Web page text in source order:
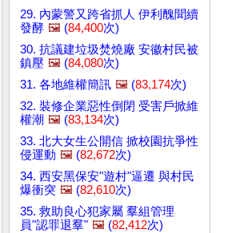
29. 內蒙警又跨省抓人 伊利醜聞續
發酵 🖼️ (84,400次)
30. 抗議建垃圾焚燒廠 安徽村民被
鎮壓 🖼️ (84,080次)
31. 各地維權簡訊 🖼️ (83,174次)
32. 裝修企業惡性倒閉 受害戶掀維
權潮 🖼️ (83,134次)
33. 北大女生公開信 掀校園抗爭性
侵運動 🖼️ (82,672次)
34. 西安黑保安"遊村"逼遷 與村民
爆衝突 🖼️ (82,610次)
35. 救助良心犯家屬 羣組管理
員"認罪退羣" 🖼️ (82,412次)